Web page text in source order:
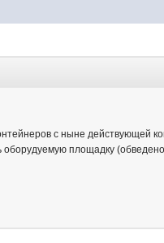
с ныне действующей
оборудуемую площадку